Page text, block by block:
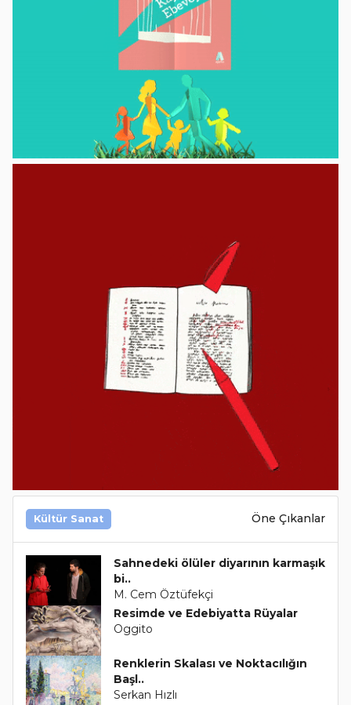
Kültür Sanat Öne Çıkanlar
Sahnedeki ölüler diyarının karmaşık
bi..
M. Cem Öztüfekçi
Resimde ve Edebiyatta Rüyalar
Oggito
Renklerin Skalası ve Noktacılığın
Başl..
Serkan Hızlı